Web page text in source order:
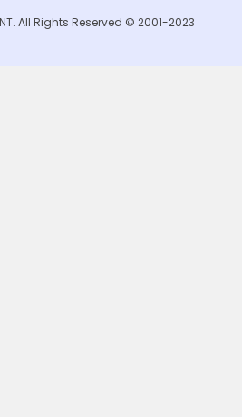
ENT. All Rights Reserved © 2001-2023